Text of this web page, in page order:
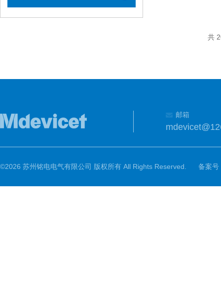
共
邮箱
©2026 苏州铭电电气有限公司 版权所有 All Rights Reserved. 备案号